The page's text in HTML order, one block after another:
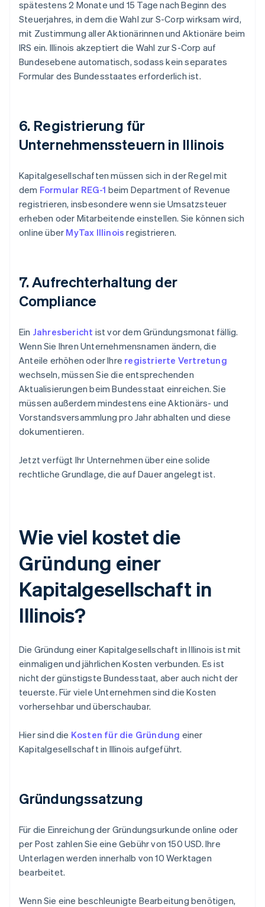
spätestens 2 Monate und 15 Tage nach Beginn des
Steuerjahres, in dem die Wahl zur S-Corp wirksam wird,
mit Zustimmung aller Aktionärinnen und Aktionäre beim
IRS ein. Illinois akzeptiert die Wahl zur S-Corp auf
Bundesebene automatisch, sodass kein separates
Formular des Bundesstaates erforderlich ist.
6. Registrierung für
Unternehmenssteuern in Illinois
Kapitalgesellschaften müssen sich in der Regel mit
dem Formular REG-1 beim Department of Revenue
registrieren, insbesondere wenn sie Umsatzsteuer
erheben oder Mitarbeitende einstellen. Sie können sich
online über MyTax Illinois registrieren.
7. Aufrechterhaltung der
Compliance
Ein Jahresbericht ist vor dem Gründungsmonat fällig.
Wenn Sie Ihren Unternehmensnamen ändern, die
Anteile erhöhen oder Ihre registrierte Vertretung
wechseln, müssen Sie die entsprechenden
Aktualisierungen beim Bundesstaat einreichen. Sie
müssen außerdem mindestens eine Aktionärs- und
Vorstandsversammlung pro Jahr abhalten und diese
dokumentieren.
Jetzt verfügt Ihr Unternehmen über eine solide
rechtliche Grundlage, die auf Dauer angelegt ist.
Wie viel kostet die
Gründung einer
Kapitalgesellschaft in
Illinois?
Die Gründung einer Kapitalgesellschaft in Illinois ist mit
einmaligen und jährlichen Kosten verbunden. Es ist
nicht der günstigste Bundesstaat, aber auch nicht der
teuerste. Für viele Unternehmen sind die Kosten
vorhersehbar und überschaubar.
Hier sind die Kosten für die Gründung einer
Kapitalgesellschaft in Illinois aufgeführt.
Gründungssatzung
Für die Einreichung der Gründungsurkunde online oder
per Post zahlen Sie eine Gebühr von 150 USD. Ihre
Unterlagen werden innerhalb von 10 Werktagen
bearbeitet.
Wenn Sie eine beschleunigte Bearbeitung benötigen,